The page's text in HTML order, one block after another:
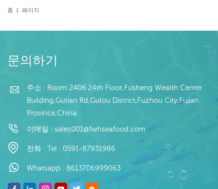
도매/수출 최소. 주문: 20피
이너 지불: 보자마자 TT / С
내 원산지: 중국 브랜드: 푸
완 행
총 1 페이지
문의하기
주소 : Room 2406 24th Floor,Fusheng Wealth Center
Building,Gutian Rd,Gulou District,Fuzhou City,Fujian
Province,China.
이메일 : sales001@fwhseafood.com
전화 : Tel : 0591-87931986
Whatsapp : 8613706999063